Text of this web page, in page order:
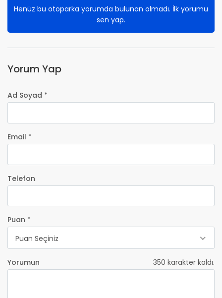
Henüz bu otoparka yorumda bulunan olmadı. İlk yorumu
sen yap.
Yorum Yap
Ad Soyad *
Email *
Telefon
Puan *
Puan Seçiniz
Yorumun 350 karakter kaldı.